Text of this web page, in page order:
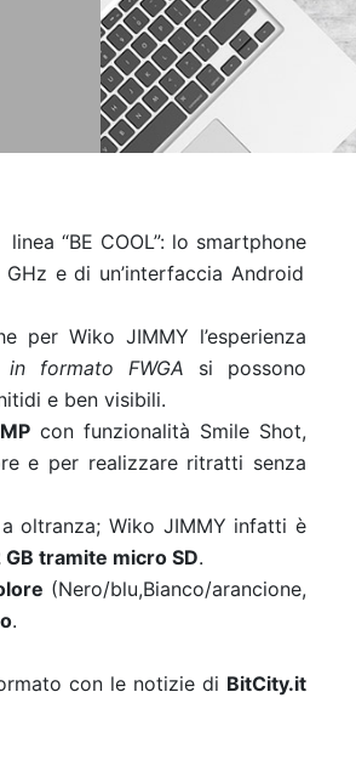
“BE COOL”: lo smartphone
e di un’interfaccia Android
per Wiko JIMMY l’esperienza
formato FWGA si possono
e ben visibili.
con funzionalità Smile Shot,
e per realizzare ritratti senza
oltranza; Wiko JIMMY infatti è
tramite micro SD.
(Nero/blu,Bianco/arancione,
.
con le notizie di BitCity.it